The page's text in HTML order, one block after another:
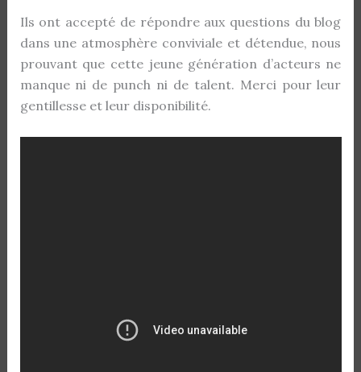
Ils ont accepté de répondre aux questions du blog
dans une atmosphère conviviale et détendue, nous
prouvant que cette jeune génération d’acteurs ne
manque ni de punch ni de talent. Merci pour leur
gentillesse et leur disponibilité.